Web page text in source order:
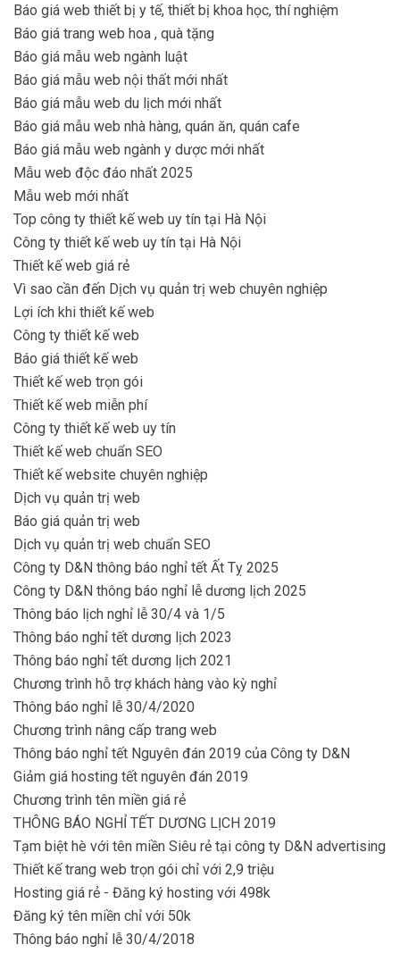
Báo giá web thiết bị y tế, thiết bị khoa học, thí nghiệm
Báo giá trang web hoa , quà tặng
Báo giá mẫu web ngành luật
Báo giá mẫu web nội thất mới nhất
Báo giá mẫu web du lịch mới nhất
Báo giá mẫu web nhà hàng, quán ăn, quán cafe
Báo giá mẫu web ngành y dược mới nhất
Mẫu web độc đáo nhất 2025
Mẫu web mới nhất
Top công ty thiết kế web uy tín tại Hà Nội
Công ty thiết kế web uy tín tại Hà Nội
Thiết kế web giá rẻ
Vì sao cần đến Dịch vụ quản trị web chuyên nghiệp
Lợi ích khi thiết kế web
Công ty thiết kế web
Báo giá thiết kế web
Thiết kế web trọn gói
Thiết kế web miễn phí
Công ty thiết kế web uy tín
Thiết kế web chuẩn SEO
Thiết kế website chuyên nghiệp
Dịch vụ quản trị web
Báo giá quản trị web
Dịch vụ quản trị web chuẩn SEO
Công ty D&N thông báo nghỉ tết Ất Tỵ 2025
Công ty D&N thông báo nghỉ lễ dương lịch 2025
Thông báo lịch nghỉ lễ 30/4 và 1/5
Thông báo nghỉ tết dương lịch 2023
Thông báo nghỉ tết dương lịch 2021
Chương trình hỗ trợ khách hàng vào kỳ nghỉ
Thông báo nghỉ lễ 30/4/2020
Chương trình nâng cấp trang web
Thông báo nghỉ tết Nguyên đán 2019 của Công ty D&N
Giảm giá hosting tết nguyên đán 2019
Chương trình tên miền giá rẻ
THÔNG BÁO NGHỈ TẾT DƯƠNG LỊCH 2019
Tạm biệt hè với tên miền Siêu rẻ tại công ty D&N advertising
Thiết kế trang web trọn gói chỉ với 2,9 triệu
Hosting giá rẻ - Đăng ký hosting với 498k
Đăng ký tên miền chỉ với 50k
Thông báo nghỉ lễ 30/4/2018